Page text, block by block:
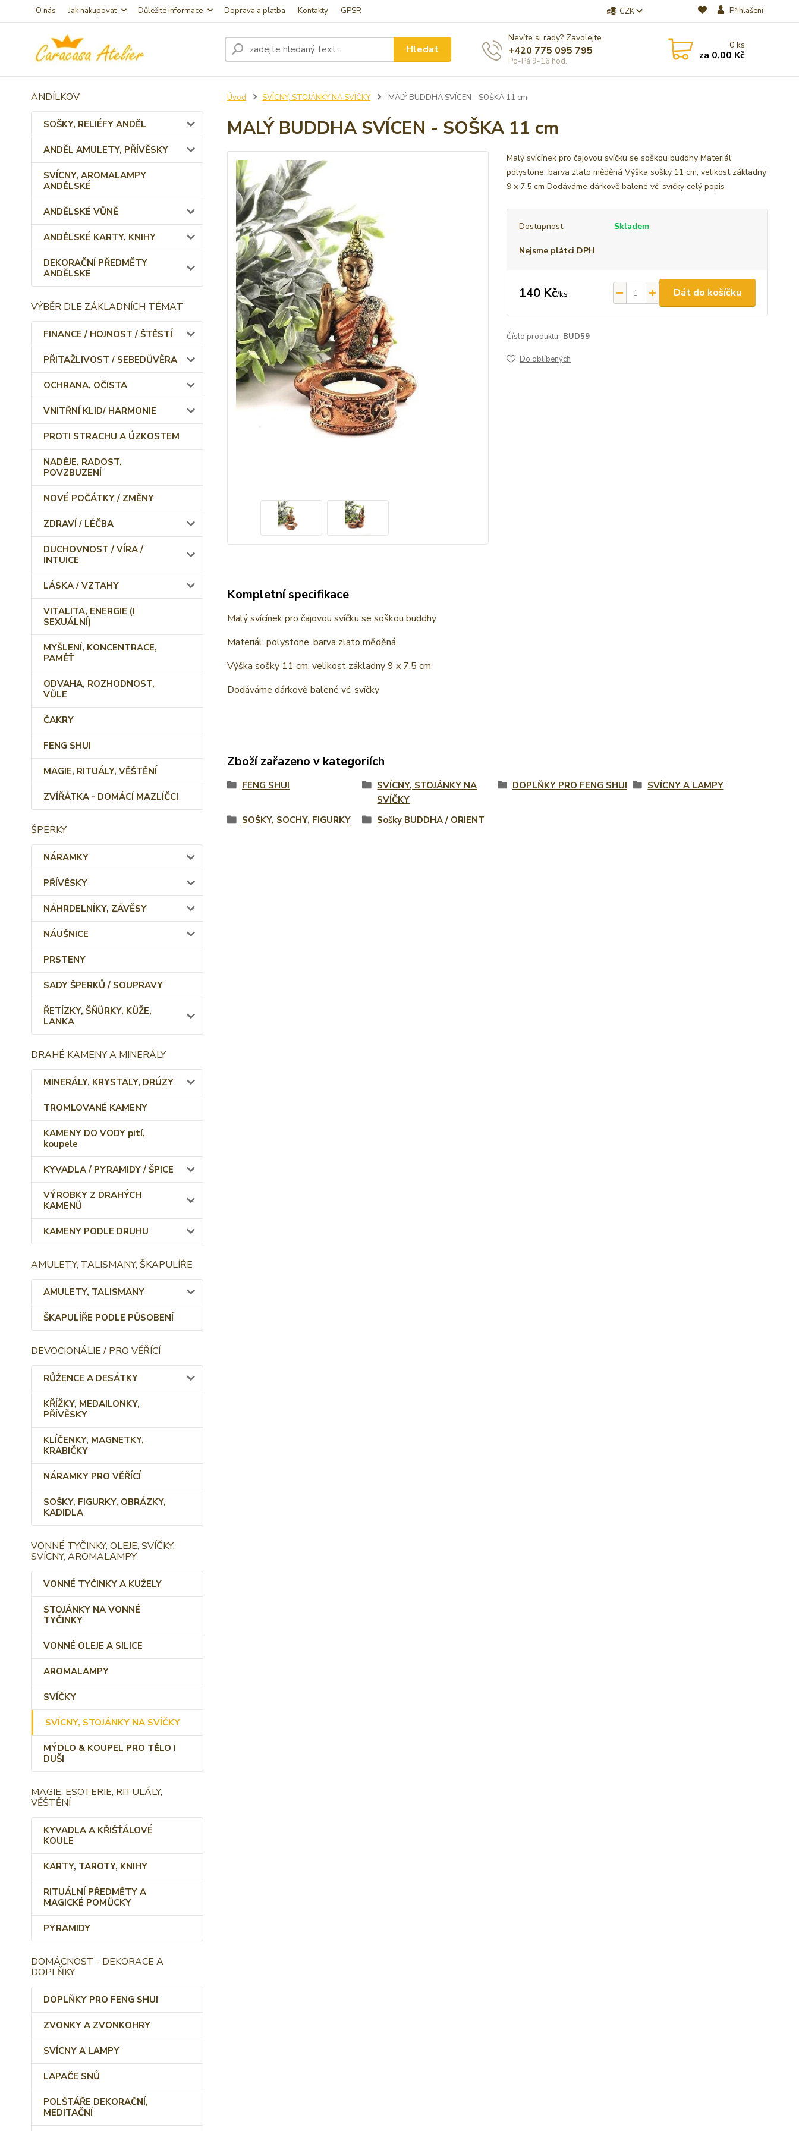
O nás Jak nakupovat Důležité informace Doprava a platba Kontakty GPSR CZK Přihlášení
Hledat
Nevíte si rady? Zavolejte.
+420 775 095 795
Po-Pá 9-16 hod.
0ks
za 0,00 Kč
ANDÍLKOV
SOŠKY, RELIÉFY ANDĚL
ANDĚL AMULETY, PŘÍVĚSKY
SVÍCNY, AROMALAMPY
ANDĚLSKÉ
ANDĚLSKÉ VŮNĚ
ANDĚLSKÉ KARTY, KNIHY
DEKORAČNÍ PŘEDMĚTY
ANDĚLSKÉ
VÝBĚR DLE ZÁKLADNÍCH TÉMAT
FINANCE / HOJNOST / ŠTĚSTÍ
PŘITAŽLIVOST / SEBEDŮVĚRA
OCHRANA, OČISTA
VNITŘNÍ KLID/ HARMONIE
PROTI STRACHU A ÚZKOSTEM
NADĚJE, RADOST,
POVZBUZENÍ
NOVÉ POČÁTKY / ZMĚNY
ZDRAVÍ / LÉČBA
DUCHOVNOST / VÍRA /
INTUICE
LÁSKA / VZTAHY
VITALITA, ENERGIE (I
SEXUÁLNÍ)
MYŠLENÍ, KONCENTRACE,
PAMĚŤ
ODVAHA, ROZHODNOST,
VŮLE
ČAKRY
FENG SHUI
MAGIE, RITUÁLY, VĚŠTĚNÍ
ZVÍŘÁTKA - DOMÁCÍ MAZLÍČCI
ŠPERKY
NÁRAMKY
PŘÍVĚSKY
NÁHRDELNÍKY, ZÁVĚSY
NÁUŠNICE
PRSTENY
SADY ŠPERKŮ / SOUPRAVY
ŘETÍZKY, ŠŇŮRKY, KŮŽE,
LANKA
DRAHÉ KAMENY A MINERÁLY
MINERÁLY, KRYSTALY, DRÚZY
TROMLOVANÉ KAMENY
KAMENY DO VODY pití,
koupele
KYVADLA / PYRAMIDY / ŠPICE
VÝROBKY Z DRAHÝCH
KAMENŮ
KAMENY PODLE DRUHU
AMULETY, TALISMANY, ŠKAPULÍŘE
AMULETY, TALISMANY
ŠKAPULÍŘE PODLE PŮSOBENÍ
DEVOCIONÁLIE / PRO VĚŘÍCÍ
RŮŽENCE A DESÁTKY
KŘÍŽKY, MEDAILONKY,
PŘÍVĚSKY
KLÍČENKY, MAGNETKY,
KRABIČKY
NÁRAMKY PRO VĚŘÍCÍ
SOŠKY, FIGURKY, OBRÁZKY,
KADIDLA
VONNÉ TYČINKY, OLEJE, SVÍČKY,
SVÍCNY, AROMALAMPY
VONNÉ TYČINKY A KUŽELY
STOJÁNKY NA VONNÉ
TYČINKY
VONNÉ OLEJE A SILICE
AROMALAMPY
SVÍČKY
SVÍCNY, STOJÁNKY NA SVÍČKY
MÝDLO & KOUPEL PRO TĚLO I
DUŠI
MAGIE, ESOTERIE, RITULÁLY,
VĚŠTĚNÍ
KYVADLA A KŘIŠŤÁLOVÉ
KOULE
KARTY, TAROTY, KNIHY
RITUÁLNÍ PŘEDMĚTY A
MAGICKÉ POMŮCKY
PYRAMIDY
DOMÁCNOST - DEKORACE A
DOPLŇKY
DOPLŇKY PRO FENG SHUI
ZVONKY A ZVONKOHRY
SVÍCNY A LAMPY
LAPAČE SNŮ
POLŠTÁŘE DEKORAČNÍ,
MEDITAČNÍ
Úvod SVÍCNY, STOJÁNKY NA SVÍČKY MALÝ BUDDHA SVÍCEN - SOŠKA 11 cm
MALÝ BUDDHA SVÍCEN - SOŠKA 11 cm
Malý svícínek pro čajovou svíčku se soškou buddhy Materiál:
polystone, barva zlato měděná Výška sošky 11 cm, velikost základny
9 x 7,5 cm Dodáváme dárkově balené vč. svíčky celý popis
Dostupnost Skladem
Nejsme plátci DPH
140 Kč/ks Dát do košíčku
Číslo produktu: BUD59
Do oblíbených
Kompletní specifikace
Malý svícínek pro čajovou svíčku se soškou buddhy
Materiál: polystone, barva zlato měděná
Výška sošky 11 cm, velikost základny 9 x 7,5 cm
Dodáváme dárkově balené vč. svíčky
Zboží zařazeno v kategoriích
FENG SHUI
SVÍCNY, STOJÁNKY NA
SVÍČKY
DOPLŇKY PRO FENG SHUI SVÍCNY A LAMPY
SOŠKY, SOCHY, FIGURKY Sošky BUDDHA / ORIENT